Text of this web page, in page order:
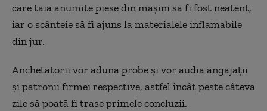
care tăia anumite piese din mașini să fi fost neatent,
iar o scânteie să fi ajuns la materialele inflamabile
din jur.
Anchetatorii vor aduna probe și vor audia angajații
și patronii firmei respective, astfel încât peste câteva
zile să poată fi trase primele concluzii.